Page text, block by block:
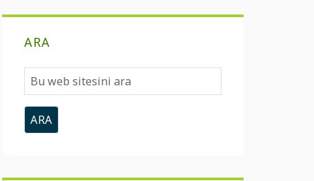
ARA
Bu
web
sitesini
ara